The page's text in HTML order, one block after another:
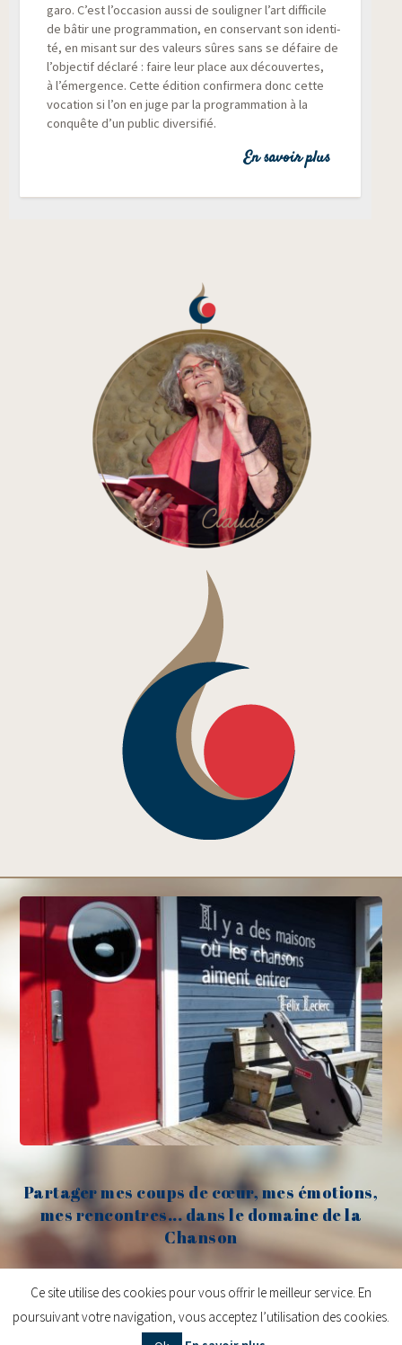
ga­ro. C’est l’occasion aus­si de sou­li­gner l’art dif­fi­cile
de bâtir une pro­gram­ma­tion, en conser­vant son iden­ti­
té, en misant sur des valeurs sûres sans se défaire de
l’objectif décla­ré : faire leur place aux décou­vertes,
à l’émergence. Cette édi­tion confir­me­ra donc cette
voca­tion si l’on en juge par la pro­gram­ma­tion à la
conquête d’un public diversifié.
En savoir plus
Partager mes coups de cœur, mes émotions,
mes rencontres... dans le domaine de la
Chanson
Claude Fèvre
Claude Fèvre | Chanter c'est lancer des balles
Ce site utilise des cookies pour vous offrir le meilleur service. En
poursuivant votre navigation, vous acceptez l’utilisation des cookies.